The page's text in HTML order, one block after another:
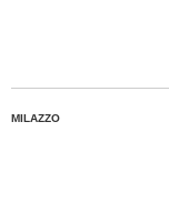
MILAZZO